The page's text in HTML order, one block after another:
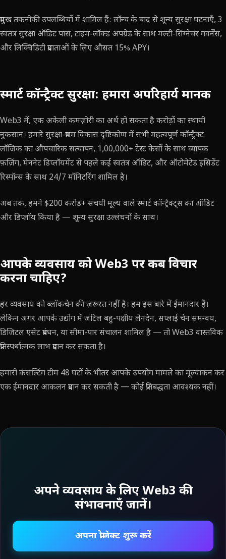
प्रमुख तकनीकी उपलब्धियों में शामिल हैं: लॉन्च के बाद से शून्य सुरक्षा घटनाएँ, 3
स्वतंत्र सुरक्षा ऑडिट पास, टाइम-लॉक्ड अपग्रेड के साथ मल्टी-सिग्नेचर गवर्नेंस,
और लिक्विडिटी प्रदाताओं के लिए औसत 15% APY।
स्मार्ट कॉन्ट्रैक्ट सुरक्षा: हमारा अपरिहार्य मानक
Web3 में, एक अकेली कमज़ोरी का अर्थ हो सकता है करोड़ों का स्थायी
नुकसान। हमारे सुरक्षा-प्रथम विकास दृष्टिकोण में सभी महत्वपूर्ण कॉन्ट्रैक्ट
लॉजिक का औपचारिक सत्यापन, 1,00,000+ टेस्ट केसों के साथ व्यापक
फ़ज़िंग, मेननेट डिप्लॉयमेंट से पहले कई स्वतंत्र ऑडिट, और ऑटोमेटेड इंसिडेंट
रिस्पॉन्स के साथ 24/7 मॉनिटरिंग शामिल है।
अब तक, हमने $200 करोड़+ संचयी मूल्य वाले स्मार्ट कॉन्ट्रैक्ट्स का ऑडिट
और डिप्लॉय किया है — शून्य सुरक्षा उल्लंघनों के साथ।
आपके व्यवसाय को Web3 पर कब विचार
करना चाहिए?
हर व्यवसाय को ब्लॉकचेन की ज़रूरत नहीं है। हम इस बारे में ईमानदार हैं।
लेकिन अगर आपके उद्योग में जटिल बहु-पक्षीय लेनदेन, सप्लाई चेन समन्वय,
डिजिटल एसेट प्रबंधन, या सीमा-पार संचालन शामिल है — तो Web3 वास्तविक
प्रतिस्पर्धात्मक लाभ प्रदान कर सकता है।
हमारी कंसल्टिंग टीम 48 घंटों के भीतर आपके उपयोग मामले का मूल्यांकन कर
एक ईमानदार आकलन प्रदान कर सकती है — कोई प्रतिबद्धता आवश्यक नहीं।
अपने व्यवसाय के लिए Web3 की
संभावनाएँ जानें।
अपना प्रोजेक्ट शुरू करें